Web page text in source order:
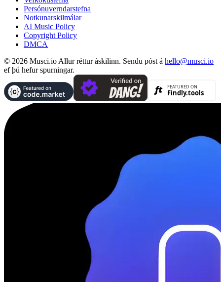
Persónuverndarstefna
Notkunarskilmálar
AI Music Policy
Copyright Policy
DMCA
© 2026 Musci.io Allur réttur áskilinn. Sendu póst á hello@musci.io
ef þú hefur spurningar.